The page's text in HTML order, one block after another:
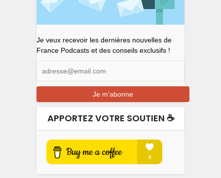
Je veux recevoir les dernières nouvelles de
France Podcasts et des conseils exclusifs !
APPORTEZ VOTRE SOUTIEN ☕️